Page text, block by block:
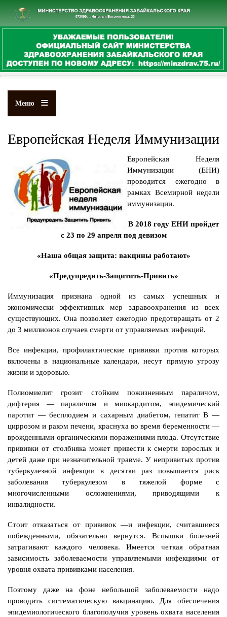
к
основному
содержанию
Меню
Европейская Неделя Иммунизации
Европейская Неделя
Иммунизации (ЕНИ)
проводится ежегодно в
рамках Всемирной недели
иммунизации.
В 2018 году ЕНИ пройдет
с 23 по 29 апреля под девизом
«Наша общая защита: вакцины работают»
«Предупредить-Защитить-Привить»
Иммунизация признана одной из самых успешных и
экономически эффективных мер здравоохранения из всех
существующих. Она позволяет ежегодно предотвращать от 2
до 3 миллионов случаев смерти от управляемых инфекций.
Все инфекции, профилактические прививки против которых
включены в национальные календари, несут прямую угрозу
жизни и здоровью.
Полиомиелит грозит стойким пожизненным параличом,
дифтерия — параличом и миокардитом, эпидемический
паротит — бесплодием и сахарным диабетом, гепатит В —
циррозом и раком печени, краснуха во время беременности —
врожденными органическими поражениями плода. Отсутствие
прививки от столбняка может привести к смерти взрослых и
детей даже при незначительной травме. У непривитых против
туберкулезной инфекции в десятки раз повышается риск
заболевания туберкулезом в тяжелой форме с
многочисленными осложнениями, приводящими к
инвалидности.
Стоит отказаться от прививок —и инфекции, считавшиеся
побежденными, обязательно вернутся. Вспышки болезней
затрагивают каждого человека. Имеется четкая обратная
зависимость заболеваемости управляемыми инфекциями от
уровня охвата прививками населения.
Поэтому даже на фоне небольшой заболеваемости надо
проводить систематическую вакцинацию.Для обеспечения
эпидемиологического благополучия уровень охвата населения